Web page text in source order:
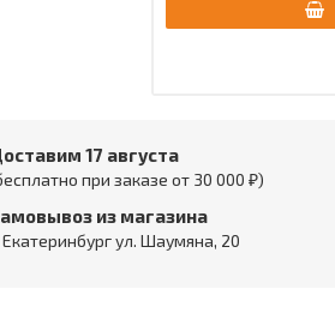
17 августа
при заказе от 30 000 ₽)
из магазина
Екатеринбург ул. Шаумяна, 20